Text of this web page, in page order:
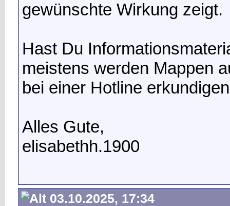
gewünschte Wirkung zeigt.
Hast Du
meistens werden Mappen
bei einer Hotline
Alles Gute,
elisabethh.1900
03.10.2025, 17:34